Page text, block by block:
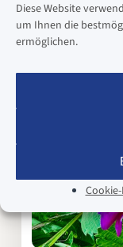
Diese Website
um Ihnen die
ermöglichen.